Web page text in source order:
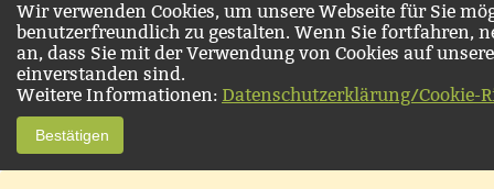
Wir verwenden Cookies, um unsere Webseite für Sie
benutzerfreundlich zu gestalten. Wenn Sie fortfahren,
an, dass Sie mit der Verwendung von Cookies auf
einverstanden sind.
Weitere Informationen: Datenschutzerklärung/Cookie-
Bestätigen